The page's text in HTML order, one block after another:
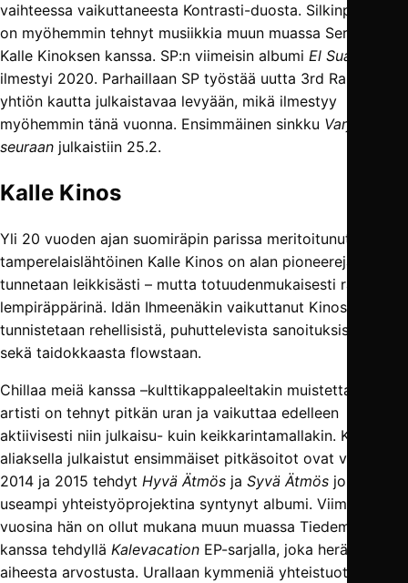
vaihteessa vaikuttaneesta Kontrasti-duosta. Silkinpehmee
on myöhemmin tehnyt musiikkia muun muassa Seren sekä
Kalle Kinoksen kanssa. SP:n viimeisin albumi El Suave
ilmestyi 2020. Parhaillaan SP työstää uutta 3rd Rail levy-
yhtiön kautta julkaistavaa levyään, mikä ilmestyy
myöhemmin tänä vuonna. Ensimmäinen sinkku Varjot joita
seuraan julkaistiin 25.2.
Kalle Kinos
Yli 20 vuoden ajan suomiräpin parissa meritoitunut
tamperelaislähtöinen Kalle Kinos on alan pioneereja, joka
tunnetaan leikkisästi – mutta totuudenmukaisesti räppärien
lempiräppärinä. Idän Ihmeenäkin vaikuttanut Kinos
tunnistetaan rehellisistä, puhuttelevista sanoituksistaan
sekä taidokkaasta flowstaan.
Chillaa meiä kanssa –kulttikappaleeltakin muistettava
artisti on tehnyt pitkän uran ja vaikuttaa edelleen
aktiivisesti niin julkaisu- kuin keikkarintamallakin. Kinoksen
aliaksella julkaistut ensimmäiset pitkäsoitot ovat vuosina
2014 ja 2015 tehdyt Hyvä Ätmös ja Syvä Ätmös joita edelsi
useampi yhteistyöprojektina syntynyt albumi. Viime
vuosina hän on ollut mukana muun muassa Tiedemiehen
kanssa tehdyllä Kalevacation EP-sarjalla, joka herätti
aiheesta arvostusta. Urallaan kymmeniä yhteistuotantoja ja